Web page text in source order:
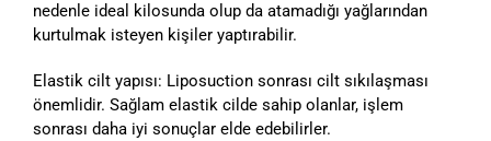
nedenle ideal kilosunda olup da atamadığı yağlarından
kurtulmak isteyen kişiler yaptırabilir.
Elastik cilt yapısı: Liposuction sonrası cilt sıkılaşması
önemlidir. Sağlam elastik cilde sahip olanlar, işlem
sonrası daha iyi sonuçlar elde edebilirler.